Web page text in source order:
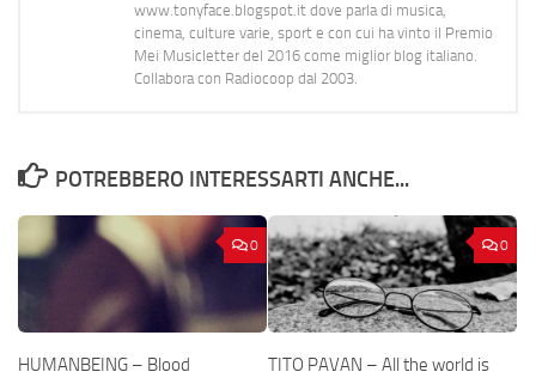
www.tonyface.blogspot.it dove parla di musica,
cinema, culture varie, sport e con cui ha vinto il Premio
Mei Musicletter del 2016 come miglior blog italiano.
Collabora con Radiocoop dal 2003.
POTREBBERO INTERESSARTI ANCHE...
0
HUMANBEING – Blood
0
TITO PAVAN – All the world is